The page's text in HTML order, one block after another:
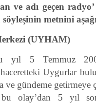
ve adı geçen
metnini
(UYHAM)
5 Temmuz
Uygurlar
gündeme getirmeye
olay’dan 5 yıl